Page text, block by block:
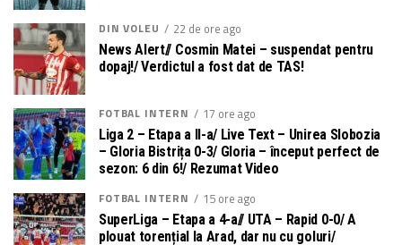
DIN VOLEU 22 de ore ago
News Alert// Cosmin Matei – suspendat pentru
dopaj!/ Verdictul a fost dat de TAS!
FOTBAL INTERN 17 ore ago
Liga 2 – Etapa a II-a/ Live Text – Unirea Slobozia
– Gloria Bistrița 0-3/ Gloria – început perfect de
sezon: 6 din 6!/ Rezumat Video
FOTBAL INTERN
15 ore ago
SuperLiga – Etapa a 4-a// UTA – Rapid 0-0/ A
plouat torențial la Arad, dar nu cu goluri/